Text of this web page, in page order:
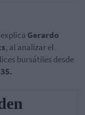
Gerardo
, al analizar el
bursátiles desde